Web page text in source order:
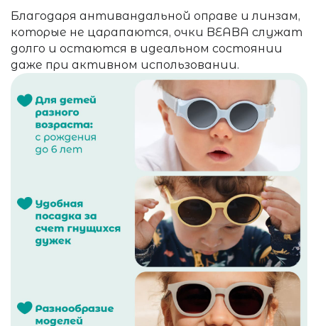
Благодаря антивандальной оправе и линзам,
которые не царапаются, очки BEABA служат
долго и остаются в идеальном состоянии
даже при активном использовании.